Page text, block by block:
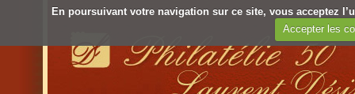
En poursuivant votre navigation sur ce site, vous acceptez
Accepter les